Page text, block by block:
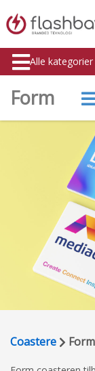
Alle kategorier
Form
Coastere Form